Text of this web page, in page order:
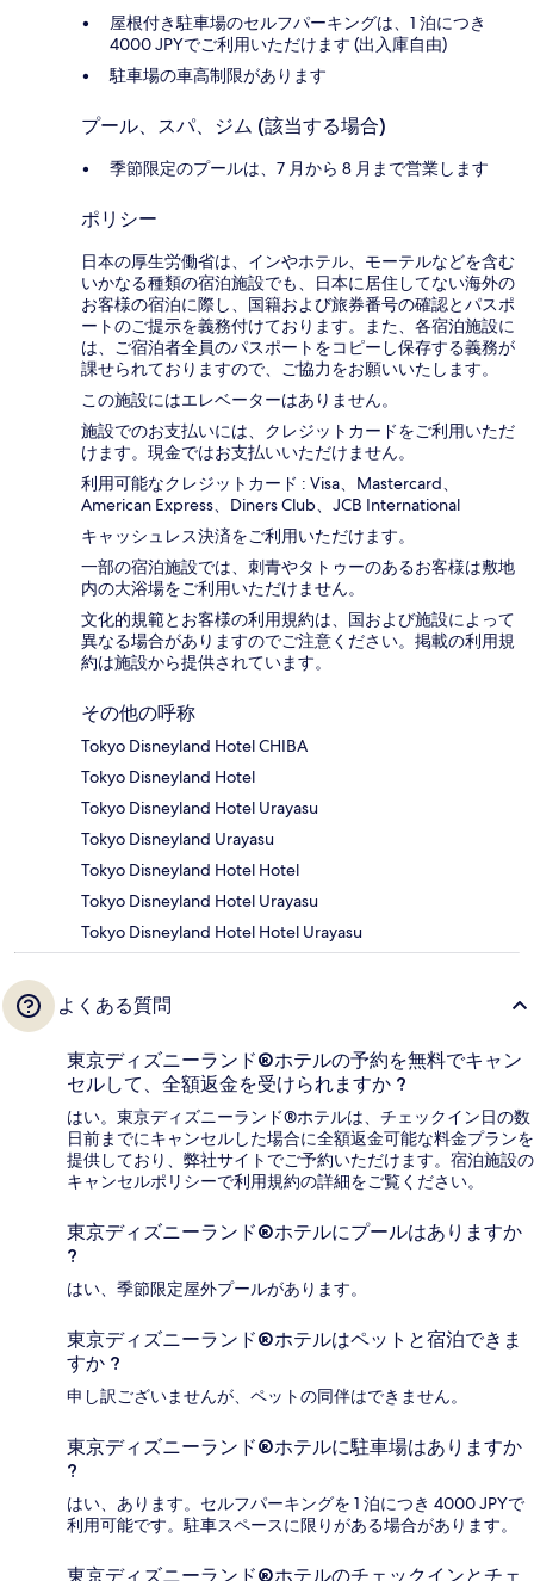
屋根付き駐車場のセルフパーキングは、1 泊につき
4000 JPYでご利用いただけます (出入庫自由)
駐車場の車高制限があります
プール、スパ、ジム (該当する場合)
季節限定のプールは、7 月から 8 月まで営業します
ポリシー
日本の厚生労働省は、インやホテル、モーテルなどを含む
いかなる種類の宿泊施設でも、日本に​居住してない海外の
お客様の宿泊に際し、国籍および旅券番号の確認とパスポ
ートのご提示を義務付け​ております。また、各宿泊施設に
は、ご宿泊者全員のパスポートをコピーし保存する義務が
課せられておりますの​で、ご協力をお願いいたします。
この施設にはエレベーターはありません。
施設でのお支払いには、クレジットカードをご利用いただ
けます。現金ではお支払いいただけません。
利用可能なクレジットカード : Visa、Mastercard、
American Express、Diners Club、JCB International
キャッシュレス決済をご利用いただけます。
一部の宿泊施設では、刺青やタトゥーのあるお客様は敷地
内の大浴場をご利用いただけません。
文化的規範とお客様の利用規約は、国および施設によって
異なる場合がありますのでご注意ください。掲載の利用規
約は施設から提供されています。
その他の呼称
Tokyo Disneyland Hotel CHIBA
Tokyo Disneyland Hotel
Tokyo Disneyland Hotel Urayasu
Tokyo Disneyland Urayasu
Tokyo Disneyland Hotel Hotel
Tokyo Disneyland Hotel Urayasu
Tokyo Disneyland Hotel Hotel Urayasu
よくある質問
東京ディズニーランド®ホテルの予約を無料でキャン
セルして、全額返金を受けられますか ?
はい。東京ディズニーランド®ホテルは、チェックイン日の数
日前までにキャンセルした場合に全額返金可能な料金プランを
提供しており、弊社サイトでご予約いただけます。宿泊施設の
キャンセルポリシーで利用規約の詳細をご覧ください。
東京ディズニーランド®ホテルにプールはありますか
?
はい、季節限定屋外プールがあります。
東京ディズニーランド®ホテルはペットと宿泊できま
すか ?
申し訳ございませんが、ペットの同伴はできません。
東京ディズニーランド®ホテルに駐車場はありますか
?
はい、あります。セルフパーキングを 1 泊につき 4000 JPYで
利用可能です。駐車スペースに限りがある場合があります。
東京ディズニーランド®ホテルのチェックインとチェ